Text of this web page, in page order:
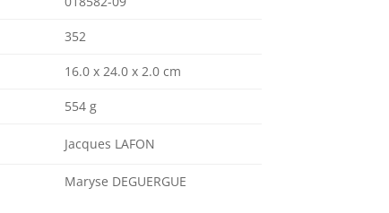
352
16.0 x 24.0 x 2.0 cm
554 g
Jacques LAFON
Maryse DEGUERGUE